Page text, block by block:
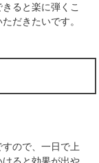
ると楽に弾くこ
だきたいです。
ので、一日で上